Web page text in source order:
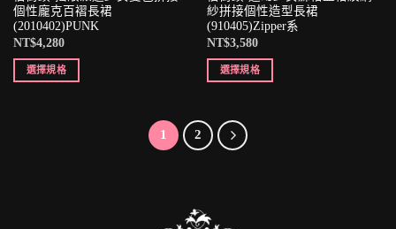
個性龐克百褶長裙
(2010402)PUNK
NT$4,280
選擇規格
紗拼接個性造型長裙
(910405)Zipper系
NT$3,580
選擇規格
1 2